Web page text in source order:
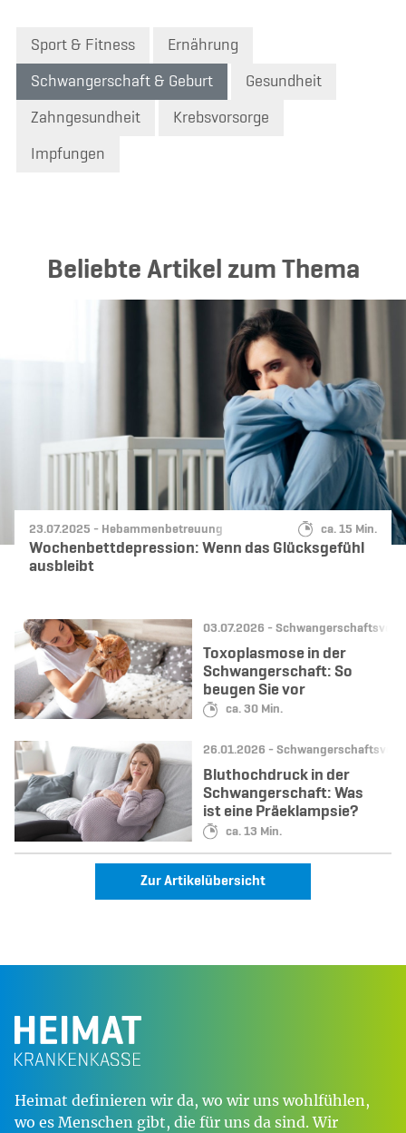
Sport & Fitness Ernährung
Schwangerschaft & Geburt Gesundheit
Zahngesundheit Krebsvorsorge
Impfungen
Beliebte Artikel zum Thema
Datum:
23.07.2025 - Kategorie:
Hebammenbetreuung Lesedauer:
ca. 15 Min.
Wochenbettdepression: Wenn das Glücksgefühl
ausbleibt
Datum:
03.07.2026 - Kategorie:
Lesedauer:
ca. 30 Min.
Toxoplasmose in der
Schwangerschaft: So
beugen Sie vor
Datum:
26.01.2026 - Kategorie:
Lesedauer:
ca. 13 Min.
Bluthochdruck in der
Schwangerschaft: Was
ist eine Präeklampsie?
Zur Artikelübersicht
Heimat definieren wir da, wo wir uns wohlfühlen,
wo es Menschen gibt, die für uns da sind. Wir